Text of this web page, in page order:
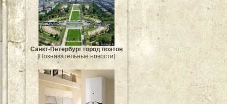
Санкт-Петербург город поэтов
[Познавательные новости]